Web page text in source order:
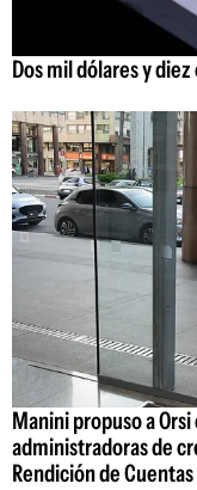
Dos mil dólares y
Manini propuso a
administradoras de
Rendición de Cuentas